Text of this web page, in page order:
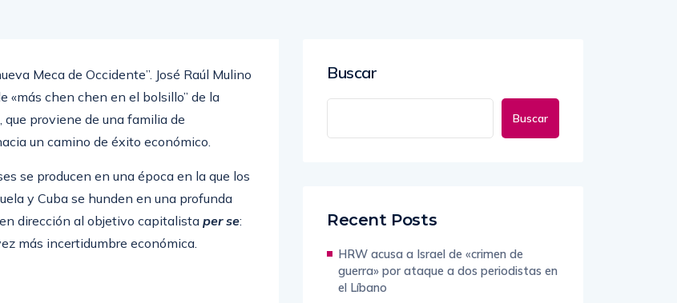
Meca de Occidente”. José Raúl Mulino
«más chen chen en el bolsillo” de la
que proviene de una familia de
un camino de éxito económico.
se producen en una época en la que los
y Cuba se hunden en una profunda
dirección al objetivo capitalista per se:
más incertidumbre económica.
Buscar
Buscar
Recent Posts
HRW acusa a Israel de «crimen de
guerra» por ataque a dos periodistas en
el Líbano